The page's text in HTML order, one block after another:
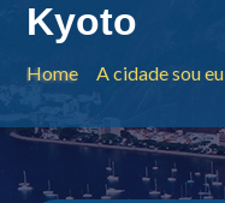
Kyoto
Home A cidade sou eu